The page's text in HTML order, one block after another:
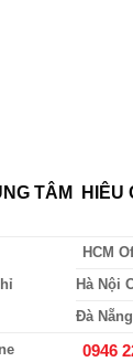
TÂM HIÊU
HCM
Hà Nội
Đà
0946